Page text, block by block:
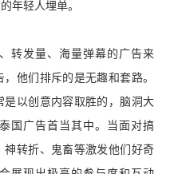
年轻人埋单。
转发量、海量弹幕的广告来
他们排斥的是无趣和套路。
以创意内容取胜的，脑洞大
国广告首当其中。当面对搞
转折、鬼畜等激发他们好奇